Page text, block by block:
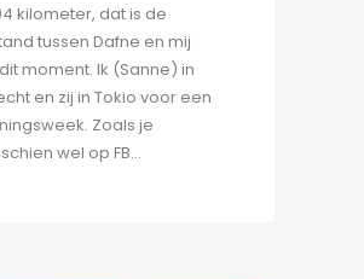
kilometer, dat is de
tussen Dafne en mij
moment. Ik (Sanne) in
en zij in Tokio voor een
Zoals je
wel op FB...